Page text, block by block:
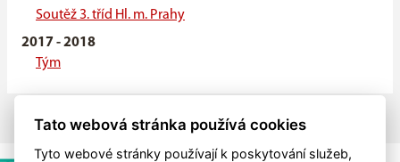
Soutěž 3. tříd Hl. m. Prahy
2017 - 2018
Tým
Tato webová stránka používá cookies
Tyto webové stránky používají k poskytování služeb,